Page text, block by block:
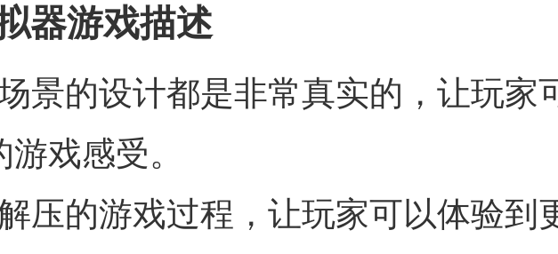
器游戏描述
景的设计都是非常真实的，让玩家
戏感受。
压的游戏过程，让玩家可以体验到